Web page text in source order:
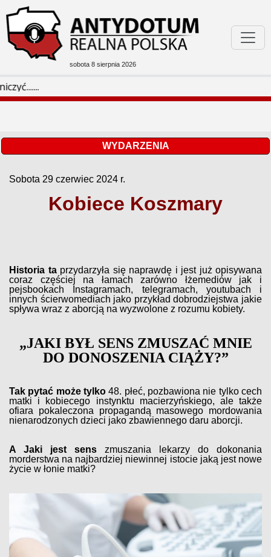
sobota 8 sierpnia 2026
Rozmaitości
WYDARZENIA
Sobota 29 czerwiec 2024 r.
Kobiece Koszmary
Historia taprzydarzyła się naprawdę i jest już opisywana
coraz częściej na łamach zarówno łżemediów jak i
pejsbookach Instagramach, telegramach, youtubach i
innych ścierwomediach jako przykład dobrodziejstwa jakie
spływa wraz z aborcją na wyzwolone z rozumu kobiety.
„JAKI BYŁ SENS ZMUSZAĆ MNIE
DO DONOSZENIA CIĄŻY?”
Tak pytać może tylko 48. płeć, pozbawiona nie tylko cech
matki i kobiecego instynktu macierzyńskiego, ale także
ofiara pokaleczona propagandą masowego mordowania
nienarodzonych dzieci jako zbawiennego daru aborcji.
A Jaki jest sens zmuszania lekarzy do dokonania
morderstwa na najbardziej niewinnej istocie jaką jest nowe
życie w łonie matki?